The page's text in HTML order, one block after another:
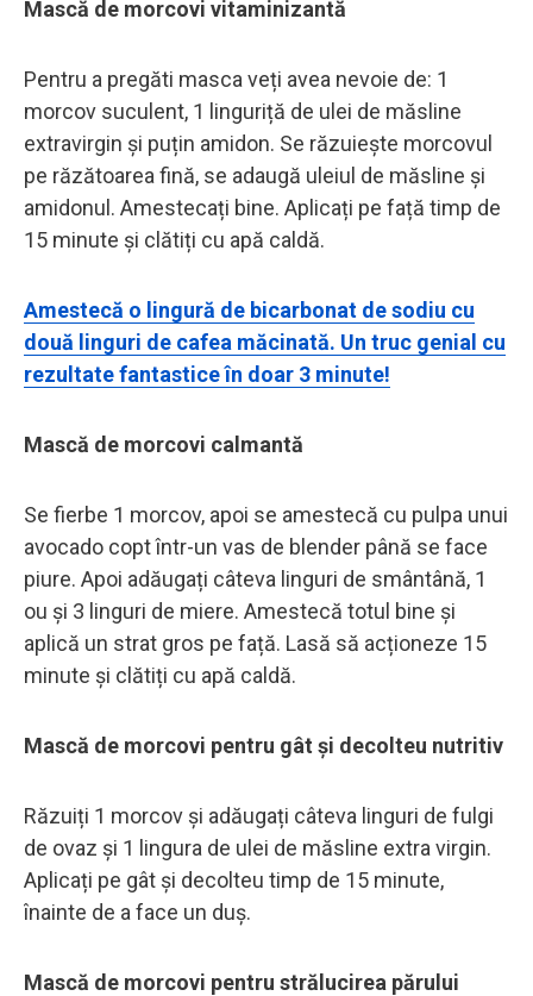
Mască de morcovi vitaminizantă
Pentru a pregăti masca veți avea nevoie de: 1
morcov suculent, 1 linguriță de ulei de măsline
extravirgin și puțin amidon. Se răzuiește morcovul
pe răzătoarea fină, se adaugă uleiul de măsline și
amidonul. Amestecați bine. Aplicați pe față timp de
15 minute și clătiți cu apă caldă.
Amestecă o lingură de bicarbonat de sodiu cu
două linguri de cafea măcinată. Un truc genial cu
rezultate fantastice în doar 3 minute!
Mască de morcovi calmantă
Se fierbe 1 morcov, apoi se amestecă cu pulpa unui
avocado copt într-un vas de blender până se face
piure. Apoi adăugați câteva linguri de smântână, 1
ou și 3 linguri de miere. Amestecă totul bine și
aplică un strat gros pe față. Lasă să acționeze 15
minute și clătiți cu apă caldă.
Mască de morcovi pentru gât și decolteu nutritiv
Răzuiți 1 morcov și adăugați câteva linguri de fulgi
de ovaz și 1 lingura de ulei de măsline extra virgin.
Aplicați pe gât și decolteu timp de 15 minute,
înainte de a face un duș.
Mască de morcovi pentru strălucirea părului